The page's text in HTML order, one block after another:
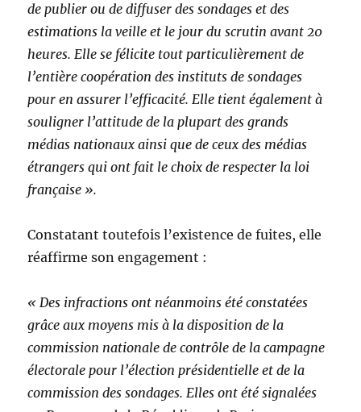
de publier ou de diffuser des sondages et des
estimations la veille et le jour du scrutin avant 20
heures. Elle se félicite tout particulièrement de
l’entière coopération des instituts de sondages
pour en assurer l’efficacité. Elle tient également à
souligner l’attitude de la plupart des grands
médias nationaux ainsi que de ceux des médias
étrangers qui ont fait le choix de respecter la loi
française ».
Constatant toutefois l’existence de fuites, elle
réaffirme son engagement :
« Des infractions ont néanmoins été constatées
grâce aux moyens mis à la disposition de la
commission nationale de contrôle de la campagne
électorale pour l’élection présidentielle et de la
commission des sondages. Elles ont été signalées